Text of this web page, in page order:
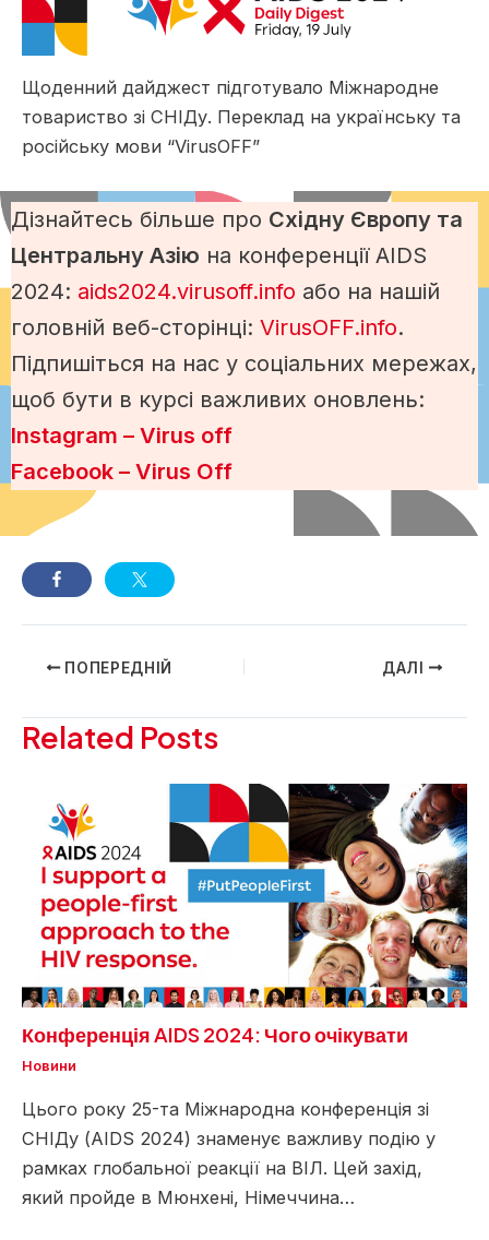
Щоденний дайджест підготувало Міжнародне
товариство зі СНІДу. Переклад на українську та
російську мови “VirusOFF”
Дізнайтесь більше про Східну Європу та
Центральну Азію на конференції AIDS
2024: aids2024.virusoff.info або на нашій
головній веб-сторінці: VirusOFF.info.
Підпишіться на нас у соціальних мережах,
щоб бути в курсі важливих оновлень:
Instagram – Virus off
Facebook – Virus Off
Навігація
запису
ПОПЕРЕДНІЙ ДАЛІ
Related Posts
Конференція AIDS 2024: Чого очікувати
Новини
Цього року 25-та Міжнародна конференція зі
СНІДу (AIDS 2024) знаменує важливу подію у
рамках глобальної реакції на ВІЛ. Цей захід,
який пройде в Мюнхені, Німеччина…